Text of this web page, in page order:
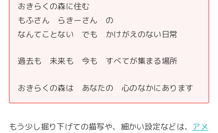
おきらくの森に住む
もふさん らきーさん の
なんてことない でも かけがえのない日常
過去も 未来も 今も すべてが集まる場所
おきらくの森は あなたの 心のなかにあります
もう少し掘り下げての描写や、細かい設定などは、 アメ